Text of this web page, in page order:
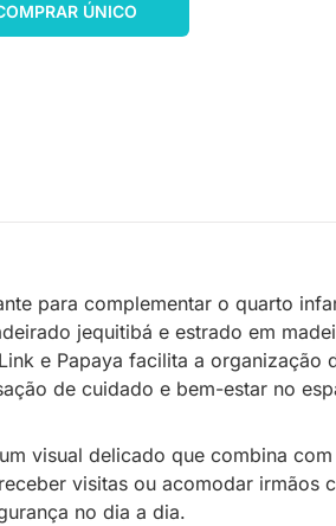
ÚNICO
para complementar o quarto
jequitibá e estrado em
e Papaya facilita a organização
de cuidado e bem-estar no
visual delicado que combina
visitas ou acomodar irmãos
no dia a dia.